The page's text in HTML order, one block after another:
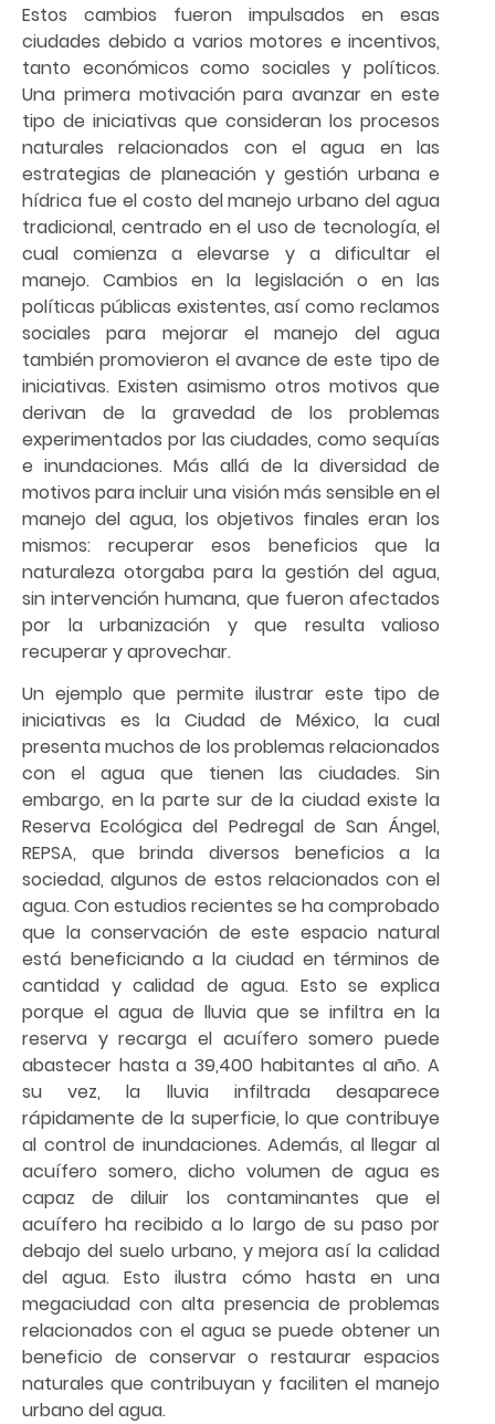
Estos cambios fueron impulsados en esas
ciudades debido a varios motores e incentivos,
tanto económicos como sociales y políticos.
Una primera motivación para avanzar en este
tipo de iniciativas que consideran los procesos
naturales relacionados con el agua en las
estrategias de planeación y gestión urbana e
hídrica fue el costo del manejo urbano del agua
tradicional, centrado en el uso de tecnología, el
cual comienza a elevarse y a dificultar el
manejo. Cambios en la legislación o en las
políticas públicas existentes, así como reclamos
sociales para mejorar el manejo del agua
también promovieron el avance de este tipo de
iniciativas. Existen asimismo otros motivos que
derivan de la gravedad de los problemas
experimentados por las ciudades, como sequías
e inundaciones. Más allá de la diversidad de
motivos para incluir una visión más sensible en el
manejo del agua, los objetivos finales eran los
mismos: recuperar esos beneficios que la
naturaleza otorgaba para la gestión del agua,
sin intervención humana, que fueron afectados
por la urbanización y que resulta valioso
recuperar y aprovechar.
Un ejemplo que permite ilustrar este tipo de
iniciativas es la Ciudad de México, la cual
presenta muchos de los problemas relacionados
con el agua que tienen las ciudades. Sin
embargo, en la parte sur de la ciudad existe la
Reserva Ecológica del Pedregal de San Ángel,
REPSA, que brinda diversos beneficios a la
sociedad, algunos de estos relacionados con el
agua. Con estudios recientes se ha comprobado
que la conservación de este espacio natural
está beneficiando a la ciudad en términos de
cantidad y calidad de agua. Esto se explica
porque el agua de lluvia que se infiltra en la
reserva y recarga el acuífero somero puede
abastecer hasta a 39,400 habitantes al año. A
su vez, la lluvia infiltrada desaparece
rápidamente de la superficie, lo que contribuye
al control de inundaciones. Además, al llegar al
acuífero somero, dicho volumen de agua es
capaz de diluir los contaminantes que el
acuífero ha recibido a lo largo de su paso por
debajo del suelo urbano, y mejora así la calidad
del agua. Esto ilustra cómo hasta en una
megaciudad con alta presencia de problemas
relacionados con el agua se puede obtener un
beneficio de conservar o restaurar espacios
naturales que contribuyan y faciliten el manejo
urbano del agua.